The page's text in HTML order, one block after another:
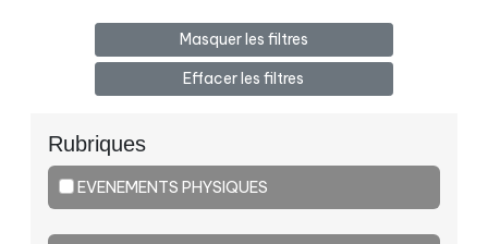
Masquer les filtres
Effacer les filtres
Rubriques
EVENEMENTS PHYSIQUES